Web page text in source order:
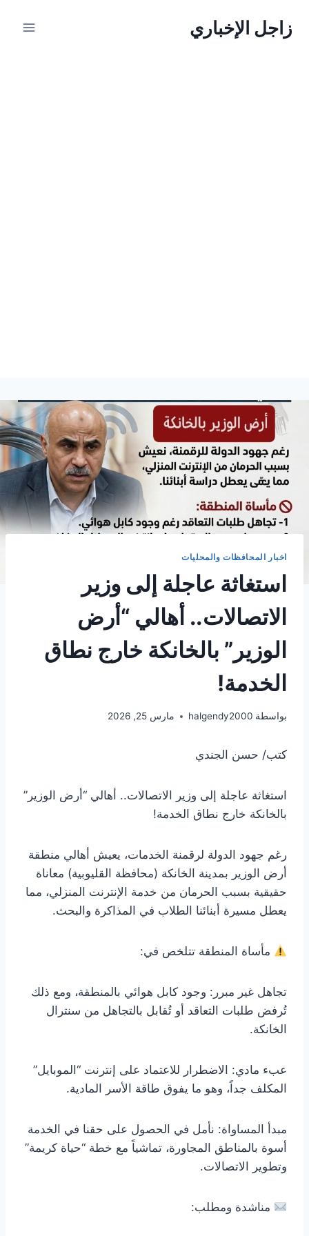
زاجل الإخباري
اخبار المحافظات والمحليات
استغاثة عاجلة إلى وزير
الاتصالات.. أهالي “أرض
الوزير” بالخانكة خارج نطاق
الخدمة!
بواسطة halgendy2000 مارس 25, 2026
كتب/ حسن الجندي
استغاثة عاجلة إلى وزير الاتصالات.. أهالي “أرض الوزير”
بالخانكة خارج نطاق الخدمة!
رغم جهود الدولة لرقمنة الخدمات، يعيش أهالي منطقة
أرض الوزير بمدينة الخانكة (محافظة القليوبية) معاناة
حقيقية بسبب الحرمان من خدمة الإنترنت المنزلي، مما
يعطل مسيرة أبنائنا الطلاب في المذاكرة والبحث.
مأساة المنطقة تتلخص في:
تجاهل غير مبرر: وجود كابل هوائي بالمنطقة، ومع ذلك
تُرفض طلبات التعاقد أو تُقابل بالتجاهل من سنترال
الخانكة.
عبء مادي: الاضطرار للاعتماد على إنترنت “الموبايل”
المكلف جداً، وهو ما يفوق طاقة الأسر المادية.
مبدأ المساواة: نأمل في الحصول على حقنا في الخدمة
أسوة بالمناطق المجاورة، تماشياً مع خطة “حياة كريمة”
وتطوير الاتصالات.
مناشدة ومطلب: